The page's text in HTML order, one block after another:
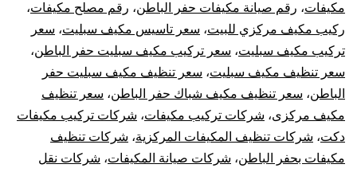
مكيفات، رقم صيانة مكيفات حفر الباطن، رقم مصلح مكيفات،
ركيب مكيف مركزي للبيت، سعر تاسيس مكيف سبليت، سعر
تركيب مكيف سبليت، سعر تركيب مكيف سبليت حفر الباطن،
سعر تنظيف مكيف سبليت، سعر تنظيف مكيف سبليت حفر
الباطن، سعر تنظيف مكيف شباك حفر الباطن، سعر تنظيف
مكيف مركزى، شركات تركيب مكيفات، شركات تركيب مكيفات
دكت، شركات تنظيف المكيفات المركزية، شركات تنظيف
مكيفات بحفر الباطن، شركات صيانة المكيفات، شركات نقل